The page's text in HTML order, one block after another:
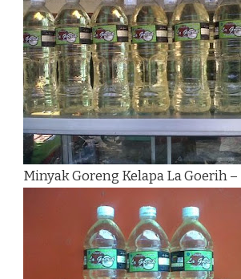
Minyak Goreng Kelapa La Goerih